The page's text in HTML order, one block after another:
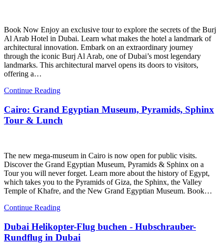
Book Now Enjoy an exclusive tour to explore the secrets of the Burj
Al Arab Hotel in Dubai. Learn what makes the hotel a landmark of
architectural innovation. Embark on an extraordinary journey
through the iconic Burj Al Arab, one of Dubai’s most legendary
landmarks. This architectural marvel opens its doors to visitors,
offering a…
Continue Reading
Cairo: Grand Egyptian Museum, Pyramids, Sphinx
Tour & Lunch
The new mega-museum in Cairo is now open for public visits.
Discover the Grand Egyptian Museum, Pyramids & Sphinx on a
Tour you will never forget. Learn more about the history of Egypt,
which takes you to the Pyramids of Giza, the Sphinx, the Valley
Temple of Khafre, and the New Grand Egyptian Museum. Book…
Continue Reading
Dubai Helikopter-Flug buchen - Hubschrauber-
Rundflug in Dubai